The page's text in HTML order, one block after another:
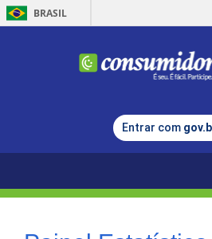
BRASIL
Entrar com